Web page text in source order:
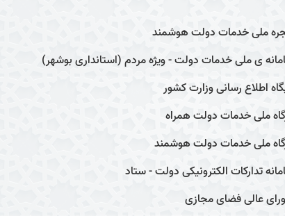
ملی خدمات دولت هوشمند
ی ملی خدمات دولت - ویژه مردم (استانداری بوشهر)
اطلاع رسانی وزارت کشور
ملی خدمات دولت همراه
ملی خدمات دولت هوشمند
تدارکات الکترونیکی دولت - ستاد
عالی فضای مجازی